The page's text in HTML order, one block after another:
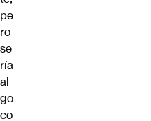
pe
ro
se
ría
al
go
co